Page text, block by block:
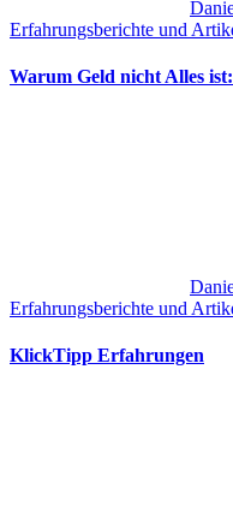
Erfahrungsberichte und
Warum Geld nicht Alles
Erfahrungsberichte und
KlickTipp Erfahrungen